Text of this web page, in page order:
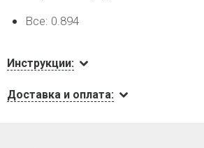
Все: 0.894
Инструкции:
Доставка и оплата: